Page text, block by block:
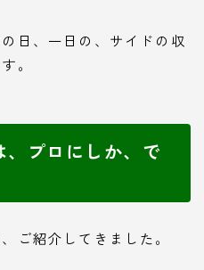
日、一日の、サイドの収
。
、プロにしか、で
ご紹介してきました。